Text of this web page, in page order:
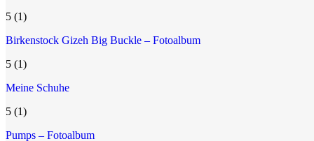
5 (1)
Birkenstock Gizeh Big Buckle – Fotoalbum
5 (1)
Meine Schuhe
5 (1)
Pumps – Fotoalbum